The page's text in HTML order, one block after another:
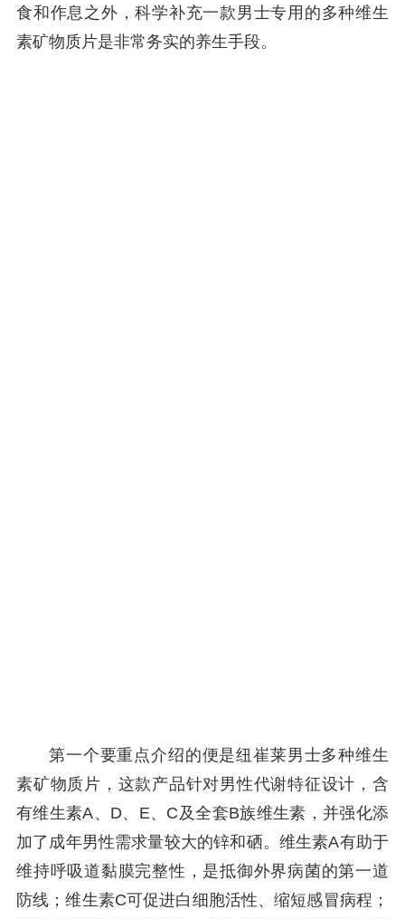
食和作息之外，科学补充一款男士专用的多种维生
素矿物质片是非常务实的养生手段。
第一个要重点介绍的便是纽崔莱男士多种维生
素矿物质片，这款产品针对男性代谢特征设计，含
有维生素A、D、E、C及全套B族维生素，并强化添
加了成年男性需求量较大的锌和硒。维生素A有助于
维持呼吸道黏膜完整性，是抵御外界病菌的第一道
防线；维生素C可促进白细胞活性、缩短感冒病程；